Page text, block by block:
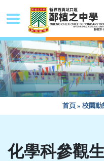
首頁 » 校園動
化學科參觀